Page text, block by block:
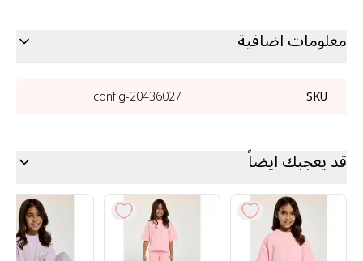
معلومات اضافية
SKU
20436027-config
قد يعجبك ايضاً